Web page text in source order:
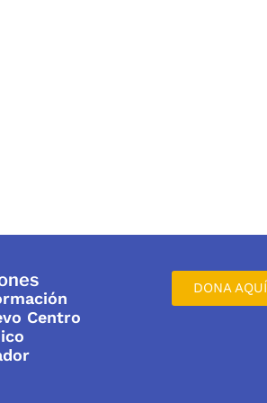
Centro
DONA AQUÍ